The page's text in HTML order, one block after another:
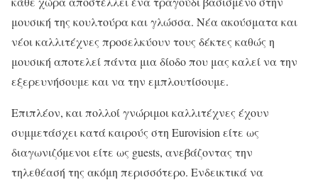
μουσική της κουλτούρα και γλώσσα. Νέα ακούσματα και
νέοι καλλιτέχνες προσελκύουν τους δέκτες καθώς η
μουσική αποτελεί πάντα μια δίοδο που μας καλεί να την
εξερευνήσουμε και να την εμπλουτίσουμε.
Επιπλέον, και πολλοί γνώριμοι καλλιτέχνες έχουν
συμμετάσχει κατά καιρούς στη Eurovision είτε ως
διαγωνιζόμενοι είτε ως guests, ανεβάζοντας την
τηλεθέασή της ακόμη περισσότερο. Ενδεικτικά να